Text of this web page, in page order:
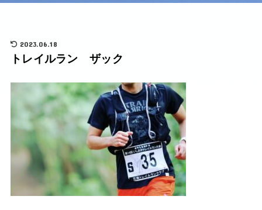
2023.06.18
トレイルラン ザック